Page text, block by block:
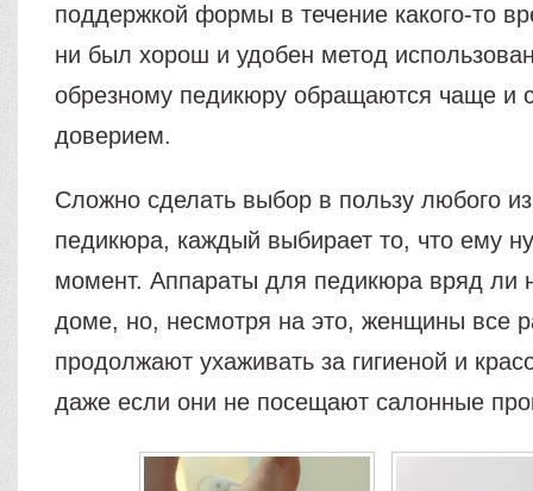
поддержкой формы в течение какого-то
ни был хорош и удобен метод
обрезному педикюру обращаются чаще и
доверием.
Сложно сделать выбор в пользу любого
педикюра, каждый выбирает то, что ему
момент. Аппараты для педикюра вряд ли
доме, но, несмотря на это, женщины все
продолжают ухаживать за гигиеной и
даже если они не посещают салонные